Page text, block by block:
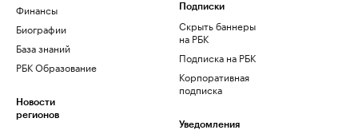
Финансы
Биографии
База знаний
РБК Образование
Новости
регионов
Подписки
Скрыть баннеры
на РБК
Подписка на РБК
Корпоративная
подписка
Уведомления